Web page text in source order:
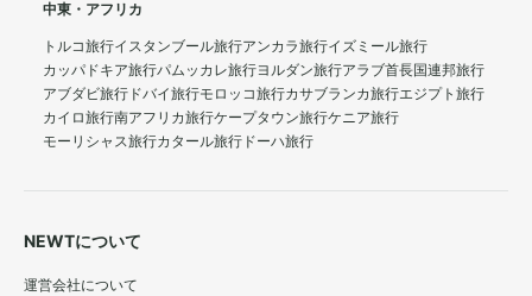
中東・アフリカ
トルコ旅行イスタンブール旅行アンカラ旅行イズミール旅行
カッパドキア旅行パムッカレ旅行ヨルダン旅行アラブ首長国連邦旅行
アブダビ旅行 ドバイ旅行モロッコ旅行カサブランカ旅行エジプト旅行
カイロ旅行南アフリカ旅行ケープタウン旅行ケニア旅行
モーリシャス旅行カタール旅行 ドーハ旅行
NEWTについて
運営会社について